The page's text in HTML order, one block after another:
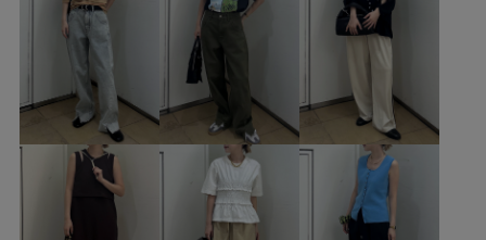
GAS76070 GAX06140 きちんと感
きれいに見える きれいめ
アダムエロぺ雑貨 ウール オケージョン カジュアル
カッティング カットソー クラフト感 サテン
サマーニット シルエットがきれい シンプル